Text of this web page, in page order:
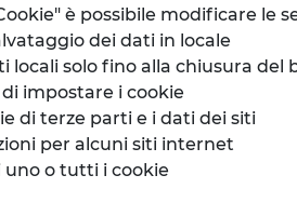
è possibile modificare le
dei dati in locale
locali solo fino alla chiusura del
impostare i cookie
di terze parti e i dati dei siti
per alcuni siti internet
uno o tutti i cookie